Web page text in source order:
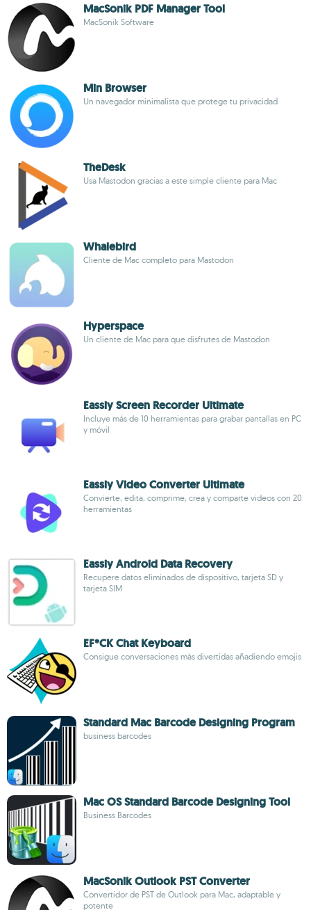
MacSonik PDF Manager Tool
MacSonik Software
Min Browser
Un navegador minimalista que protege tu privacidad
TheDesk
Usa Mastodon gracias a este simple cliente para Mac
Whalebird
Cliente de Mac completo para Mastodon
Hyperspace
Un cliente de Mac para que disfrutes de Mastodon
Eassiy Screen Recorder Ultimate
Incluye más de 10 herramientas para grabar pantallas en PC
y móvil
Eassiy Video Converter Ultimate
Convierte, edita, comprime, crea y comparte videos con 20
herramientas
Eassiy Android Data Recovery
Recupere datos eliminados de dispositivo, tarjeta SD y
tarjeta SIM
EF*CK Chat Keyboard
Consigue conversaciones más divertidas añadiendo emojis
Standard Mac Barcode Designing Program
business barcodes
Mac OS Standard Barcode Designing Tool
Business Barcodes
MacSonik Outlook PST Converter
Convertidor de PST de Outlook para Mac, adaptable y
potente